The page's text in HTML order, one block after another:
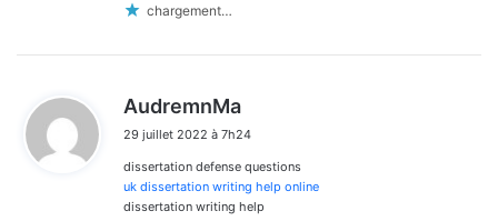
chargement…
AudremnMa
t
:
29 juillet 2022 à 7h24
dissertation defense questions
uk dissertation writing help online
dissertation writing help